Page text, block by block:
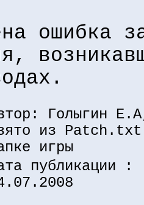
ошибка
Голыгин
из
игры
публикации :